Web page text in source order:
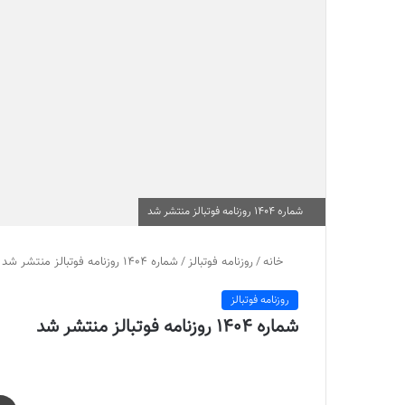
شماره 1404 روزنامه فوتبالز منتشر شد
خانه/روزنامه فوتبالز/شماره 1404 روزنامه فوتبالز منتشر شد
روزنامه فوتبالز
شماره 1404 روزنامه فوتبالز منتشر شد